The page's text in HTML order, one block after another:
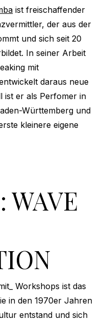
ist freischaffender
der aus der
und sich seit 20
In seiner Arbeit
mit
daraus neue
ist er als Perfomer in
Württemberg und
kleinere eigene
WAVE
Workshops ist das
in den 1970er Jahren
entstand und sich